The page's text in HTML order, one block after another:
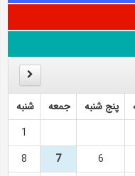
پنج شنبه جمعه
شنبه
1
6
7
8